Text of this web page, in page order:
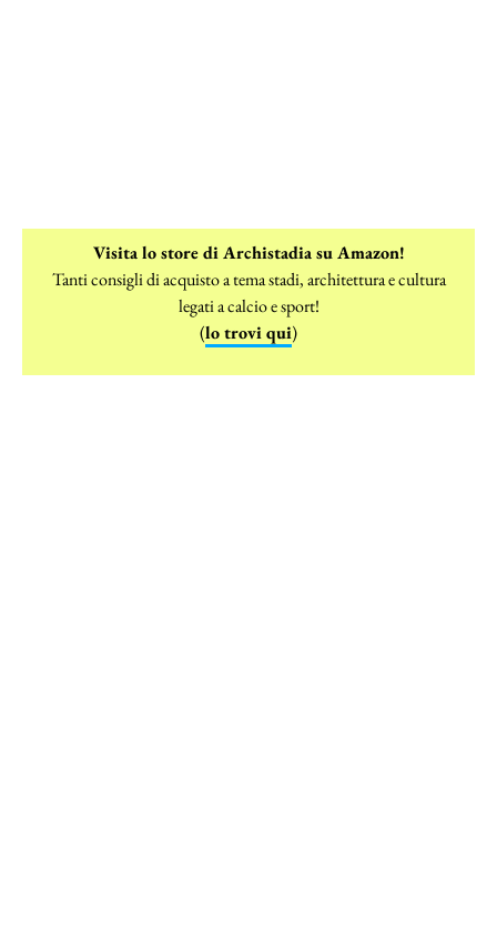
Visita lo store di Archistadia su Amazon!
Tanti consigli di acquisto a tema stadi, architettura e cultura
legati a calcio e sport!
(lo trovi qui)